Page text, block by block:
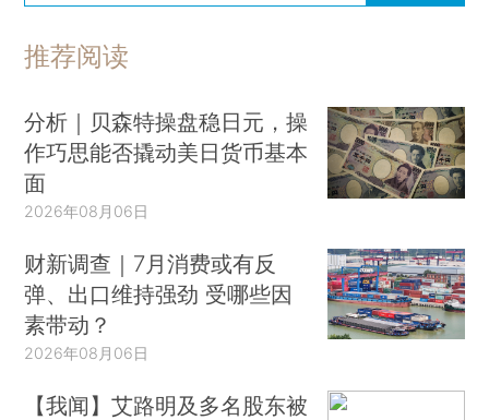
推荐阅读
分析｜贝森特操盘稳日元，操
作巧思能否撬动美日货币基本
面
2026年08月06日
财新调查｜7月消费或有反
弹、出口维持强劲 受哪些因
素带动？
2026年08月06日
【我闻】艾路明及多名股东被